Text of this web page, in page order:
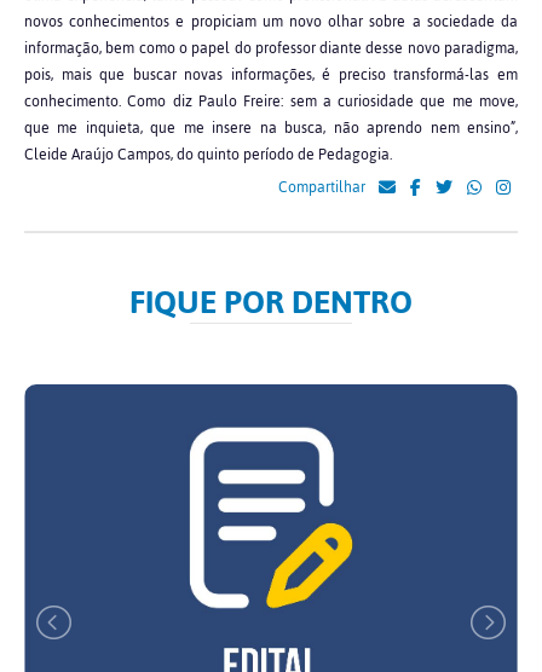
novos conhecimentos e propiciam um novo olhar sobre a sociedade da
informação, bem como o papel do professor diante desse novo paradigma,
pois, mais que buscar novas informações, é preciso transformá-las em
conhecimento. Como diz Paulo Freire: sem a curiosidade que me move,
que me inquieta, que me insere na busca, não aprendo nem ensino”,
Cleide Araújo Campos, do quinto período de Pedagogia.
Compartilhar
FIQUE POR DENTRO